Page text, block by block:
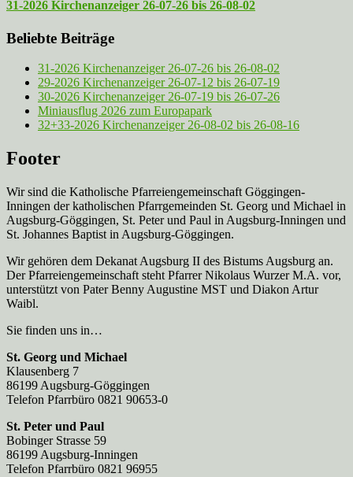
31-2026 Kirchenanzeiger 26-07-26 bis 26-08-02
Beliebte Beiträge
31-2026 Kirchenanzeiger 26-07-26 bis 26-08-02
29-2026 Kirchenanzeiger 26-07-12 bis 26-07-19
30-2026 Kirchenanzeiger 26-07-19 bis 26-07-26
Miniausflug 2026 zum Europapark
32+33-2026 Kirchenanzeiger 26-08-02 bis 26-08-16
Footer
Wir sind die Katholische Pfarreien­gemeinschaft Göggingen-
Inningen der katholischen Pfarrgemeinden St. Georg und Michael in
Augsburg-Göggingen, St. Peter und Paul in Augsburg-Inningen und
St. Johannes Baptist in Augsburg-Göggingen.
Wir gehören dem Dekanat Augsburg II des Bistums Augsburg an.
Der Pfarreien­gemeinschaft steht Pfarrer Nikolaus Wurzer M.A. vor,
unterstützt von Pater Benny Augustine MST und Diakon Artur
Waibl.
Sie finden uns in…
St. Georg und Michael
Klausenberg 7
86199 Augsburg-Göggingen
Telefon Pfarrbüro 0821 90653-0
St. Peter und Paul
Bobinger Strasse 59
86199 Augsburg-Inningen
Telefon Pfarrbüro 0821 96955